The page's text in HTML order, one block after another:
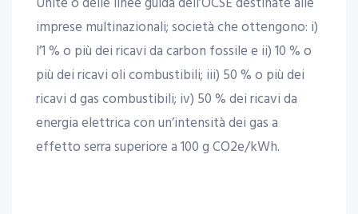
imprese multinazionali; società che ottengono: i)
l’1 % o più dei ricavi da carbon fossile e ii) 10 % o
più dei ricavi oli combustibili; iii) 50 % o più dei
ricavi d gas combustibili; iv) 50 % dei ricavi da
energia elettrica con un’intensità dei gas a
effetto serra superiore a 100 g CO2e/kWh.